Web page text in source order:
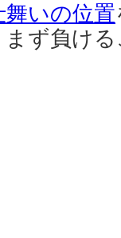
舞いの位置
ず負け